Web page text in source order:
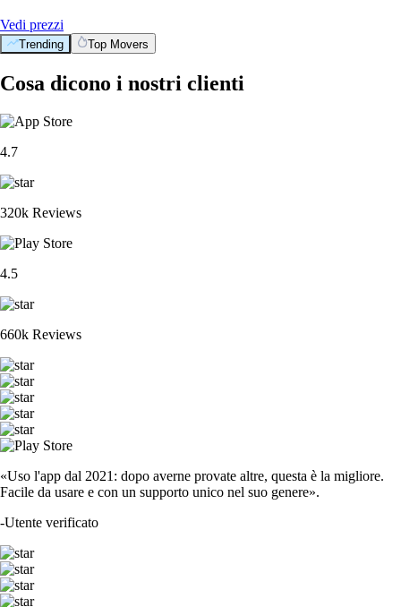
Vedi prezzi
Trending Top Movers
Cosa dicono i nostri clienti
4.7
320k Reviews
4.5
660k Reviews
«Uso l'app dal 2021: dopo averne provate altre, questa è la migliore.
Facile da usare e con un supporto unico nel suo genere».
-Utente verificato